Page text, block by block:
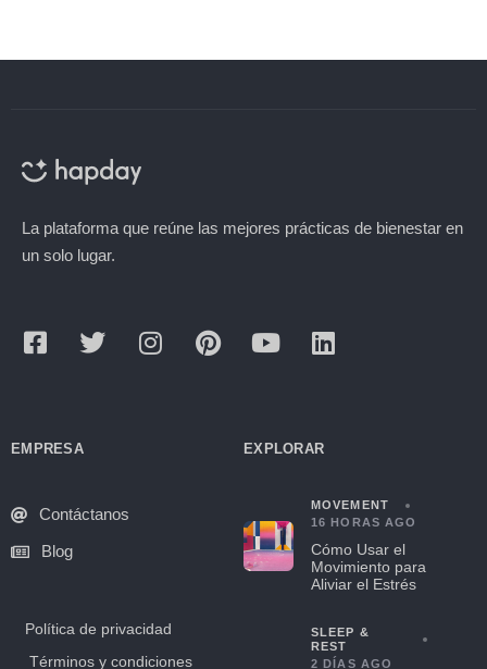
La plataforma que reúne las mejores prácticas de bienestar en
un solo lugar.
EMPRESA
Contáctanos
Blog
Política de privacidad
Términos y condiciones
EXPLORAR
MOVEMENT
16 HORAS AGO
Cómo Usar el
Movimiento para
Aliviar el Estrés
SLEEP &
REST
2 DÍAS AGO